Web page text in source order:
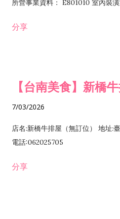
所營事業資料： E801010 室內裝
發業 H703090 不動產買賣業
分享
【台南美食】新橋
7/03/2026
店名:新橋牛排屋（無訂位） 地址:
電話:062025705
分享